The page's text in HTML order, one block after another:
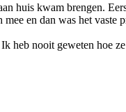
huis kwam brengen.
en dan was het
heb nooit geweten hoe